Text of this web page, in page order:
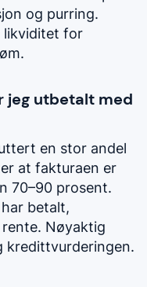
og purring.
likviditet for
jeg utbetalt med
en stor andel
at fakturaen er
70–90 prosent.
betalt,
Nøyaktig
kredittvurderingen.